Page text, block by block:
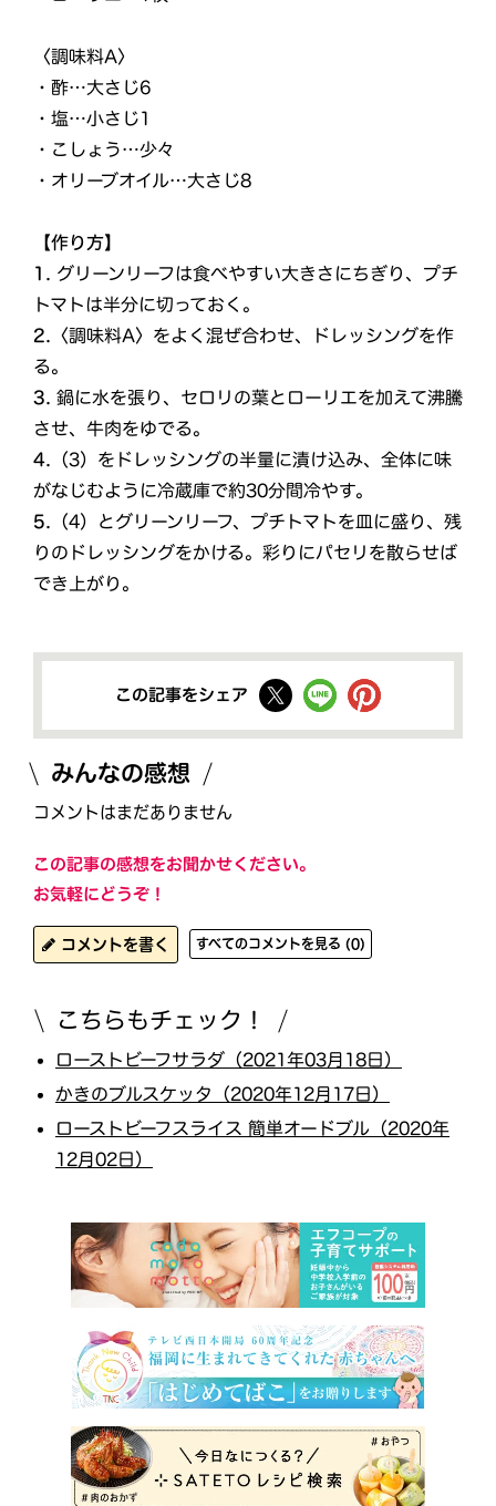
〈調味料A〉
・酢…大さじ6
・塩…小さじ1
・こしょう…少々
・オリーブオイル…大さじ8
【作り方】
1. グリーンリーフは食べやすい大きさにちぎり、プチ
トマトは半分に切っておく。
2. 〈調味料A〉をよく混ぜ合わせ、ドレッシングを作
る。
3. 鍋に水を張り、セロリの葉とローリエを加えて沸騰
させ、牛肉をゆでる。
4. （3）をドレッシングの半量に漬け込み、全体に味
がなじむように冷蔵庫で約30分間冷やす。
5. （4）とグリーンリーフ、プチトマトを皿に盛り、残
りのドレッシングをかける。彩りにパセリを散らせば
でき上がり。
この記事をシェア
みんなの感想
コメントはまだありません
この記事の感想をお聞かせください。
お気軽にどうぞ！
コメントを書く すべてのコメントを見る (0)
こちらもチェック！
ローストビーフサラダ（2021年03月18日）
かきのブルスケッタ（2020年12月17日）
ローストビーフスライス 簡単オードブル（2020年
12月02日）